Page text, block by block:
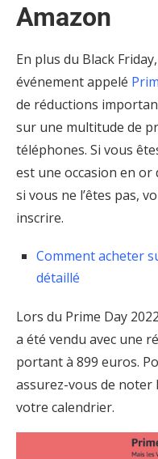
Amazon
En plus du Black
événement appelé
de réductions
sur une multitude de
téléphones. Si vous
est une occasion en or
si vous ne l’êtes pas,
inscrire.
Comment acheter
détaillé
Lors du Prime Day
a été vendu avec une
portant à 899 euros.
assurez-vous de noter
votre calendrier.